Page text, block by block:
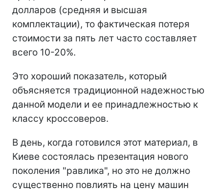
долларов (средняя и высшая
комплектации), то фактическая потеря
стоимости за пять лет часто составляет
всего 10-20%.
Это хороший показатель, который
объясняется традиционной надежностью
данной модели и ее принадлежностью к
классу кроссоверов.
В день, когда готовился этот материал, в
Киеве состоялась презентация нового
поколения "равлика", но это не должно
существенно повлиять на цену машин